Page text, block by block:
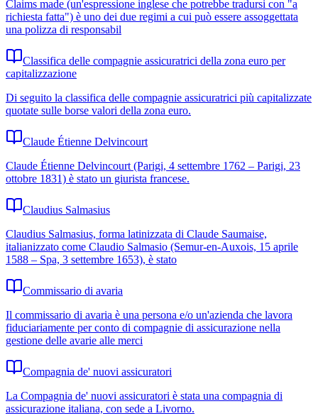
Claims made (un'espressione inglese che potrebbe tradursi con "a
richiesta fatta") è uno dei due regimi a cui può essere assoggettata
una polizza di responsabil
Classifica delle compagnie assicuratrici della zona euro per
capitalizzazione
Di seguito la classifica delle compagnie assicuratrici più capitalizzate
quotate sulle borse valori della zona euro.
Claude Étienne Delvincourt
Claude Étienne Delvincourt (Parigi, 4 settembre 1762 – Parigi, 23
ottobre 1831) è stato un giurista francese.
Claudius Salmasius
Claudius Salmasius, forma latinizzata di Claude Saumaise,
italianizzato come Claudio Salmasio (Semur-en-Auxois, 15 aprile
1588 – Spa, 3 settembre 1653), è stato
Commissario di avaria
Il commissario di avaria è una persona e/o un'azienda che lavora
fiduciariamente per conto di compagnie di assicurazione nella
gestione delle avarie alle merci
Compagnia de' nuovi assicuratori
La Compagnia de' nuovi assicuratori è stata una compagnia di
assicurazione italiana, con sede a Livorno.